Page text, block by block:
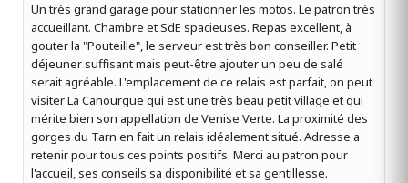
Un très grand garage pour stationner les motos. Le patron très
accueillant. Chambre et SdE spacieuses. Repas excellent, à
gouter la "Pouteille", le serveur est très bon conseiller. Petit
déjeuner suffisant mais peut-être ajouter un peu de salé
serait agréable. L'emplacement de ce relais est parfait, on peut
visiter La Canourgue qui est une très beau petit village et qui
mérite bien son appellation de Venise Verte. La proximité des
gorges du Tarn en fait un relais idéalement situé. Adresse a
retenir pour tous ces points positifs. Merci au patron pour
l'accueil, ses conseils sa disponibilité et sa gentillesse.